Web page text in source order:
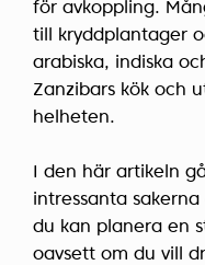
för avkoppling.
till kryddplantager
arabiska, indiska
Zanzibars kök och
helheten.
I den här artikeln
intressanta
du kan planera en
oavsett om du vill